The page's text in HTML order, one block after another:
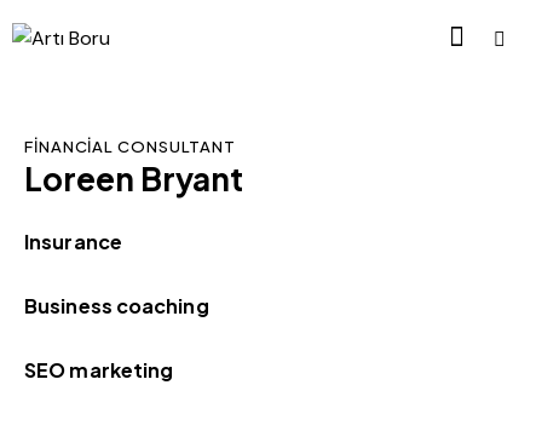
FINANCIAL CONSULTANT
Loreen Bryant
Insurance
Business coaching
SEO marketing